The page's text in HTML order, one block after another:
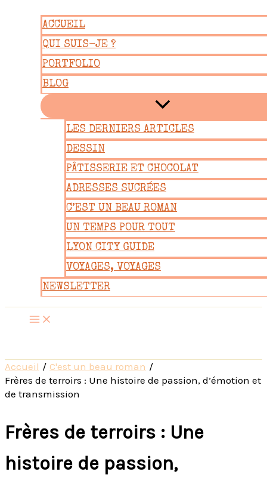
contenu
ACCUEIL
QUI SUIS-JE ?
PORTFOLIO
BLOG
LES DERNIERS ARTICLES
DESSIN
PÂTISSERIE ET CHOCOLAT
ADRESSES SUCRÉES
C’EST UN BEAU ROMAN
UN TEMPS POUR TOUT
LYON CITY GUIDE
VOYAGES, VOYAGES
NEWSLETTER
Accueil
C'est un beau roman
Frères de terroirs : Une histoire de passion, d’émotion et
de transmission
Frères de terroirs : Une
histoire de passion,